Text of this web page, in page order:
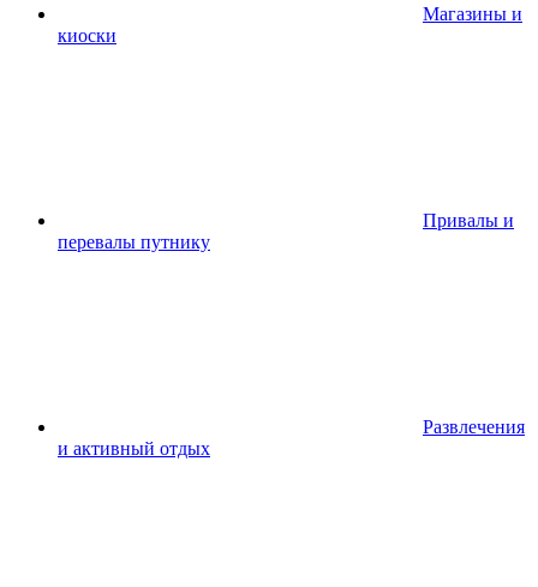
Магазины и
киоски
Привалы и
перевалы путнику
Развлечения
и активный отдых